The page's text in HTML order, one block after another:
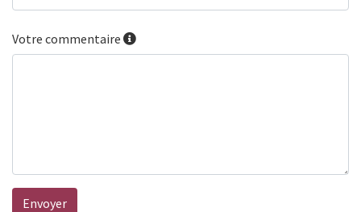
Votre commentaire
Envoyer